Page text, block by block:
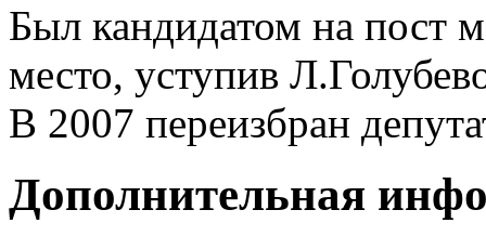
Был кандидатом на пост
место, уступив
В 2007 переизбран
Дополнительная